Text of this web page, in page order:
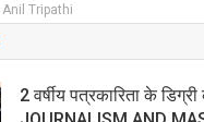
Anil Tripathi
2 वर्षीय पत्रकारिता के